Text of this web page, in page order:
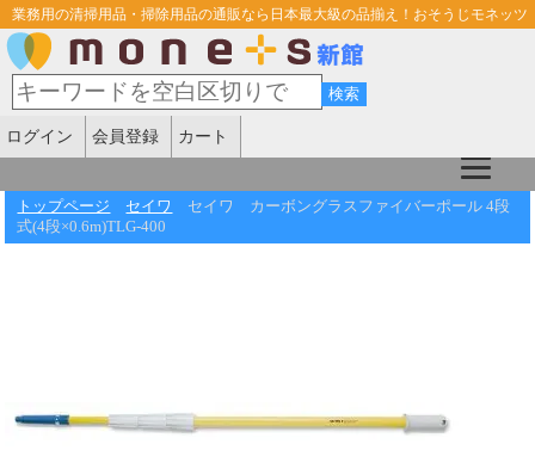
業務用の清掃用品・掃除用品の通販なら日本最大級の品揃え！おそうじモネッツ
ログイン 会員登録 カート
トップページ セイワ
セイワ カーボングラスファイバーポール 4段
式(4段×0.6m)TLG-400